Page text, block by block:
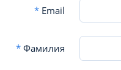
*Email
*Фамилия